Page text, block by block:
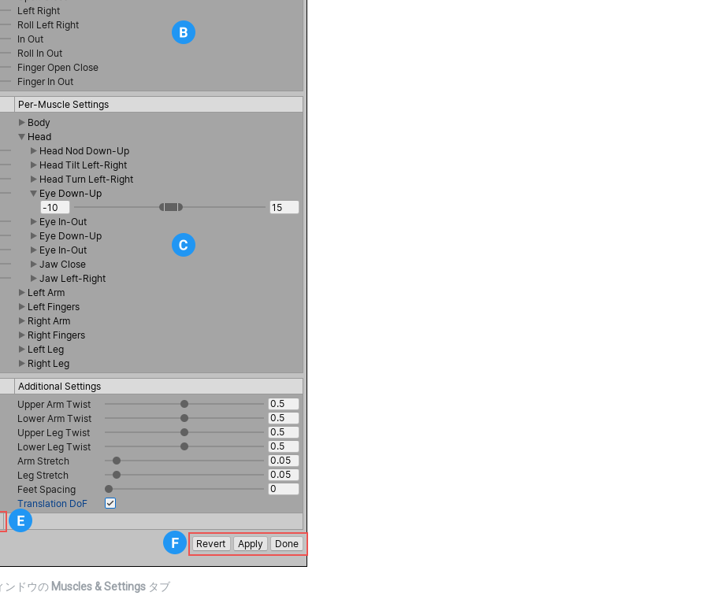
ンドウの Muscles & Settings タブ